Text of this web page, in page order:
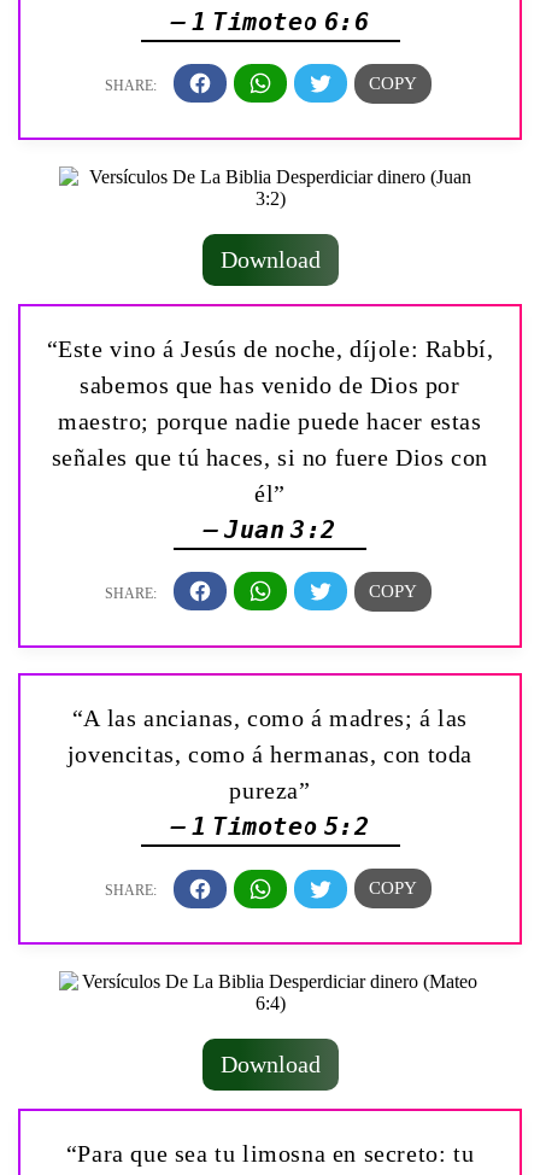
— 1 Timoteo 6:6
Download
“Este vino á Jesús de noche, díjole: Rabbí,
sabemos que has venido de Dios por
maestro; porque nadie puede hacer estas
señales que tú haces, si no fuere Dios con
él”
— Juan 3:2
“A las ancianas, como á madres; á las
jovencitas, como á hermanas, con toda
pureza”
— 1 Timoteo 5:2
Download
“Para que sea tu limosna en secreto: tu